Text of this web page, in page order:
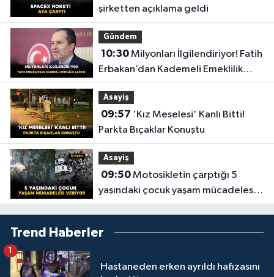
şirketten açıklama geldi
Gündem
10:30Milyonları İlgilendiriyor! Fatih
Erbakan’dan Kademeli Emeklilik
Çağrısı
Asayiş
09:57
Parkta Bıçaklar Konuştu
Asayiş
09:50Motosikletin çarptığı 5
yaşındaki çocuk yaşam mücadelesi
veriyor
Trend Haberler
Hastaneden erken ayrıldı hafızasını
1